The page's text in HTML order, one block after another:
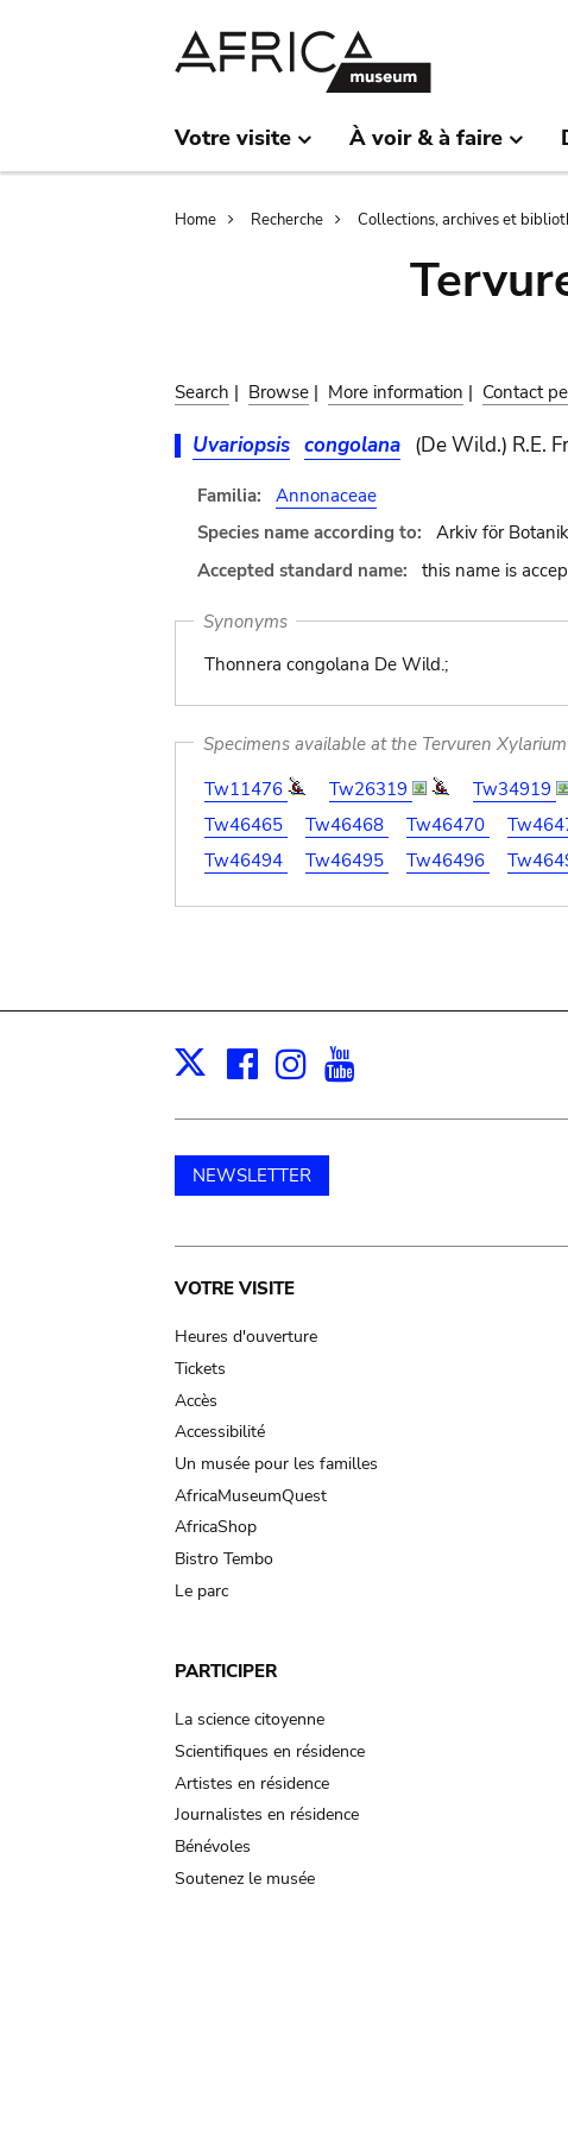
Votre visite À voir & à faire
Breadcrumb
Home Recherche Collections, archives et
Search | Browse | More information | Contact
Uvariopsis congolana (De Wild.) R.E.
Familia:
Annonaceae
Species name according to:
Arkiv för
Accepted standard name:
this name is
Synonyms
Thonnera congolana De Wild.;
Specimens available at the Tervuren Xylarium
Tw11476
Tw26319 Tw34919
Tw46465
Tw46468 Tw46470
Tw46494
Tw46495 Tw46496
X Facebook
Instagram
NEWSLETTER
Main
navigation
VOTRE VISITE
Heures d'ouverture
Tickets
Accès
Accessibilité
Un musée pour les familles
AfricaMuseumQuest
AfricaShop
Bistro Tembo
Le parc
PARTICIPER
La science citoyenne
Scientifiques en résidence
Artistes en résidence
Journalistes en résidence
Bénévoles
Soutenez le musée